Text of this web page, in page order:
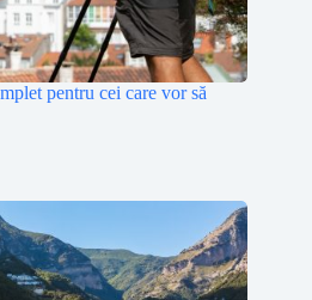
pentru cei care vor să